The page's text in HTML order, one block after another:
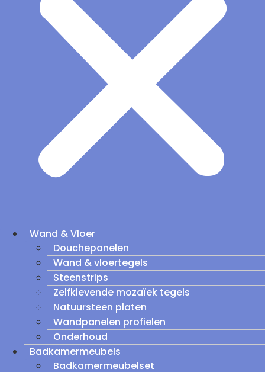
Wand & Vloer
Douchepanelen
Wand & vloertegels
Steenstrips
Zelfklevende mozaïek tegels
Natuursteen platen
Wandpanelen profielen
Onderhoud
Badkamermeubels
Badkamermeubelset